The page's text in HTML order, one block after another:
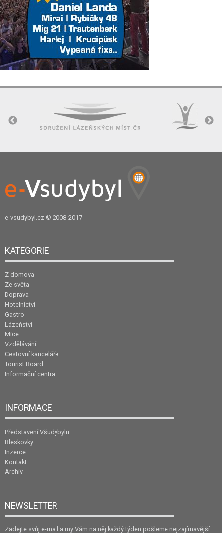
e-vsudybyl.cz © 2008-2017
KATEGORIE
Z domova
Ze světa
Doprava
Hotelnictví
Gastro
Lázeňství
Mice
Vzdělávání
Cestovní kanceláře
Tourist Board
Informační centra
INFORMACE
Představení Všudybylu
Bleskovky
Inzerce
Kontakt
Archiv
NEWSLETTER
Zadejte svůj e-mail a my Vám na něj každý týden pošleme nejzajímavější